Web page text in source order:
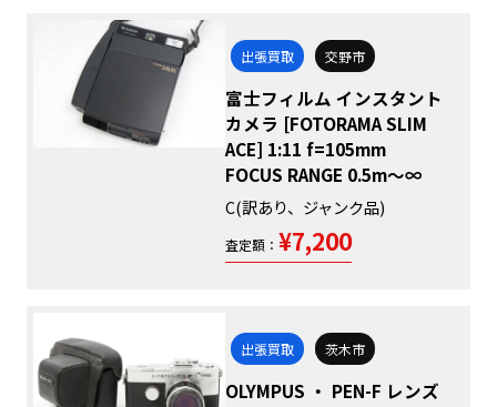
出張買取 交野市
富士フィルム インスタント
カメラ [FOTORAMA SLIM
ACE] 1:11 f=105mm
FOCUS RANGE 0.5m～∞
C(訳あり、ジャンク品)
査定額： ¥7,200
出張買取 茨木市
OLYMPUS ・ PEN-F レンズ